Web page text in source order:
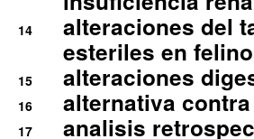
14
alteraciones del
esteriles en
15 alteraciones
16 alternativa
17
analisis